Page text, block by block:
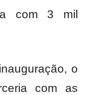
com 3 mil
o
com as